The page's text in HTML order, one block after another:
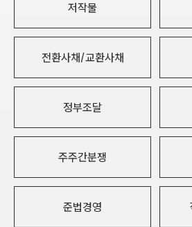
저작물
전환사채/교환사채
정부조달
주주간분쟁
준법경영